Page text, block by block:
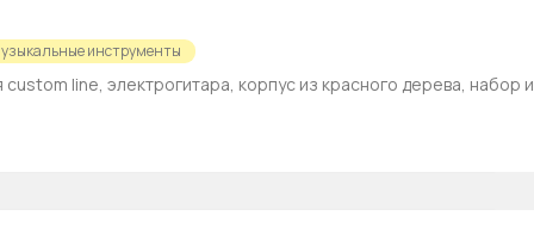
инструменты
line, электрогитара, корпус из красного дерева, набор